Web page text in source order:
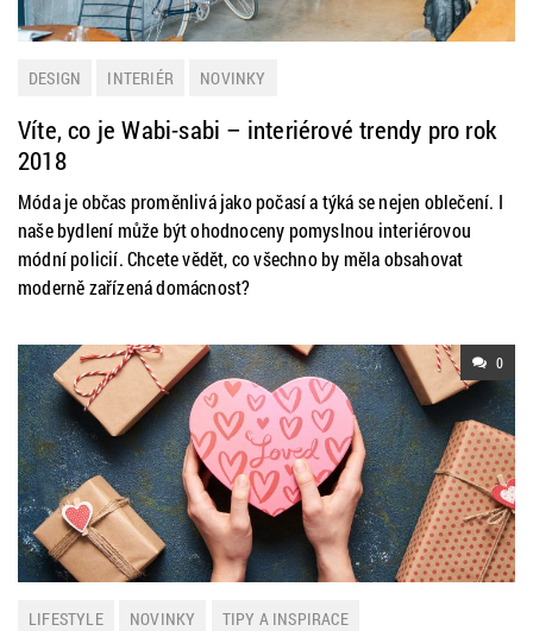
DESIGN INTERIÉR NOVINKY
Víte, co je Wabi-sabi – interiérové trendy pro rok
2018
Móda je občas proměnlivá jako počasí a týká se nejen oblečení. I
naše bydlení může být ohodnoceny pomyslnou interiérovou
módní policií. Chcete vědět, co všechno by měla obsahovat
moderně zařízená domácnost?
0
LIFESTYLE NOVINKY TIPY A INSPIRACE